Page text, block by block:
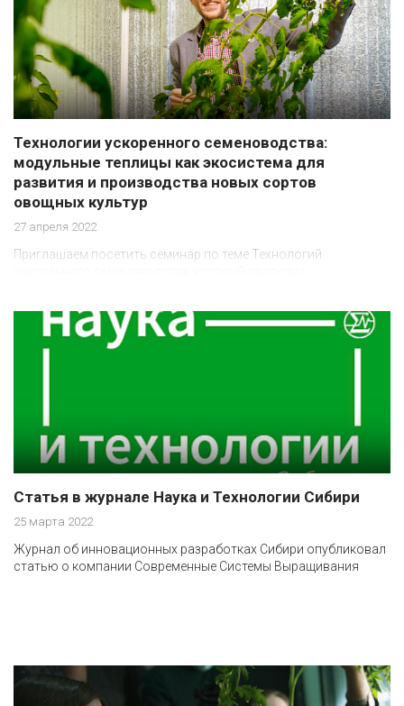
Технологии ускоренного семеноводства:
модульные теплицы как экосистема для
развития и производства новых сортов
овощных культур
27 апреля 2022
Приглашаем посетить семинар по теме Технологий
Статья в журнале Наука и Технологии Сибири
25 марта 2022
Журнал об инновационных разработках Сибири опубликовал
статью о компании Современные Системы Выращивания